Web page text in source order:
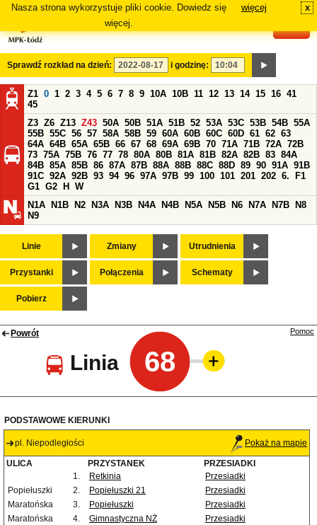
Nasza strona wykorzystuje pliki cookie. Dowiedz się
więcej.
więcej x
Sprawdź rozkład na dzień: i godzinę:
Z1 0 1 2 3 4 5 6 7 8 9 10A 10B 11 12 13 14 15 16 41
45
Z3 Z6 Z13 Z43 50A 50B 51A 51B 52 53A 53C 53B 54B 55A
55B 55C 56 57 58A 58B 59 60A 60B 60C 60D 61 62 63
64A 64B 65A 65B 66 67 68 69A 69B 70 71A 71B 72A 72B
73 75A 75B 76 77 78 80A 80B 81A 81B 82A 82B 83 84A
84B 85A 85B 86 87A 87B 88A 88B 88C 88D 89 90 91A 91B
91C 92A 92B 93 94 96 97A 97B 99 100 101 201 202 6.
F1
G1 G2 H
W
N1A
N1B N2 N3A N3B N4A N4B N5A N5B N6 N7A N7B
N8
N9
Linie Zmiany Utrudnienia
Przystanki Połączenia Schematy
Pobierz
Powrót
Linia 68
Pomoc
PODSTAWOWE KIERUNKI
pl. Niepodległości Pokaż na mapie
ULICA PRZYSTANEK
PRZESIADKI
1.
Retkinia
Przesiadki
Popiełuszki
2. Popiełuszki 21
Przesiadki
Maratońska
3. Popiełuszki
Przesiadki
Maratońska
4. Gimnastyczna NŻ
Przesiadki